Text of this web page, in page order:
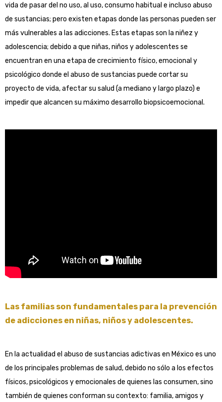
vida de pasar del no uso, al uso, consumo habitual e incluso abuso
de sustancias; pero existen etapas donde las personas pueden ser
más vulnerables a las adicciones. Estas etapas son la niñez y
adolescencia; debido a que niñas, niños y adolescentes se
encuentran en una etapa de crecimiento físico, emocional y
psicológico donde el abuso de sustancias puede cortar su
proyecto de vida, afectar su salud (a mediano y largo plazo) e
impedir que alcancen su máximo desarrollo biopsicoemocional.
Las familias son fundamentales para la prevención
de adicciones en niñas, niños y adolescentes.
En la actualidad el abuso de sustancias adictivas en México es uno
de los principales problemas de salud, debido no sólo a los efectos
físicos, psicológicos y emocionales de quienes las consumen, sino
también de quienes conforman su contexto: familia, amigos y